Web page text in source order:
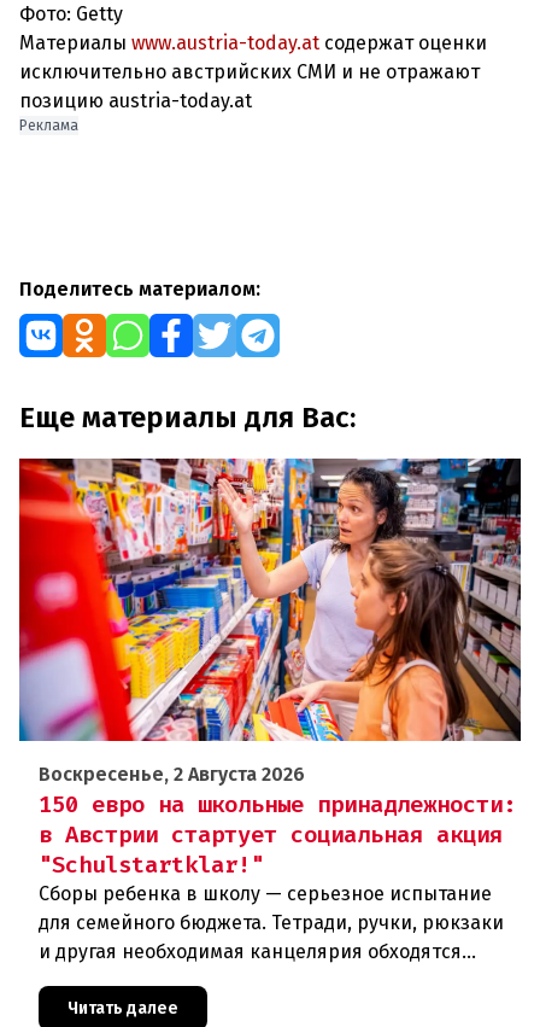
Фото: Getty
Материалы www.austria-today.at содержат оценки
исключительно австрийских СМИ и не отражают
позицию austria-today.at
Реклама
Поделитесь материалом:
Еще материалы для Вас:
Воскресенье, 2 Августа 2026
150 евро на школьные принадлежности:
в Австрии стартует социальная акция
"Schulstartklar!"
Сборы ребенка в школу — серьезное испытание
для семейного бюджета. Тетради, ручки, рюкзаки
и другая необходимая канцелярия обходятся
семьи с низкими доходам
Читать далее